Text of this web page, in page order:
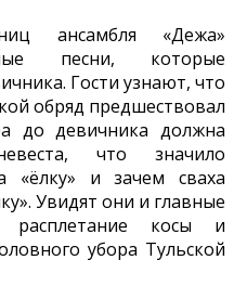
ансамбля «Дежа»
песни, которые
Гости узнают, что
обряд предшествовал
до девичника должна
что значило
«ёлку» и зачем сваха
Увидят они и главные
косы и
убора Тульской